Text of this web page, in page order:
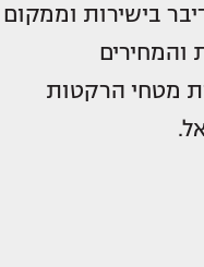
בישירות וממקום
והמחירים
מטחי הרקטות